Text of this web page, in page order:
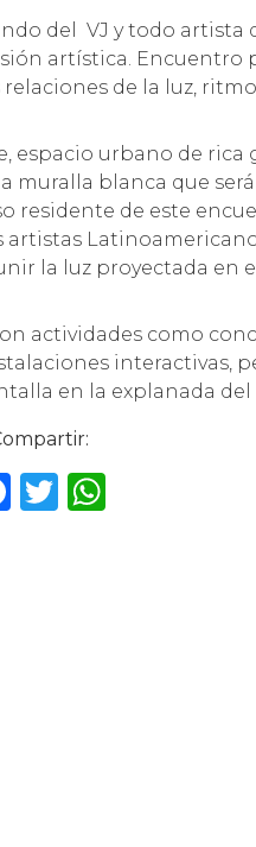
artística. Encuentro
de la luz,
espacio urbano de rica
muralla blanca que
residente de este
la luz proyectada en
actividades como
interactivas,
en la explanada del
F T W